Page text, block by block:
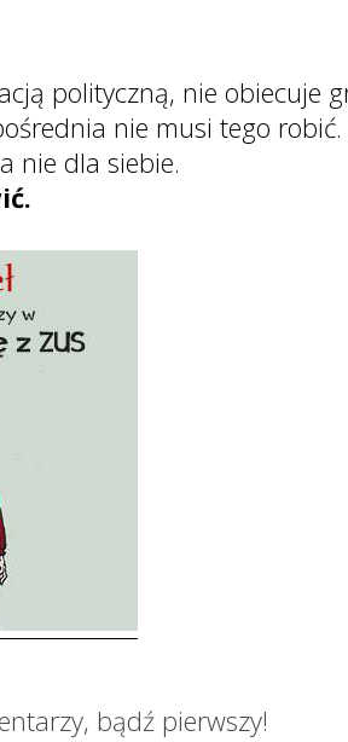
polityczną, nie obiecuje
nie musi tego
nie dla siebie.
bądź pierwszy!